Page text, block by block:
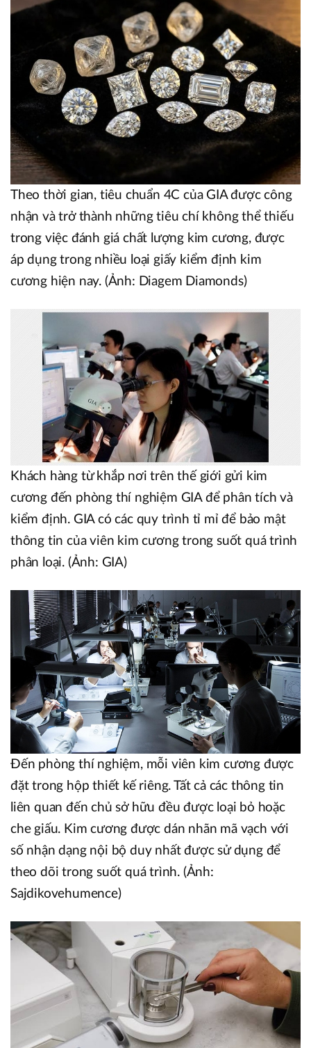
Theo thời gian, tiêu chuẩn 4C của GIA được công
nhận và trở thành những tiêu chí không thể thiếu
trong việc đánh giá chất lượng kim cương, được
áp dụng trong nhiều loại giấy kiểm định kim
cương hiện nay. (Ảnh: Diagem Diamonds)
Khách hàng từ khắp nơi trên thế giới gửi kim
cương đến phòng thí nghiệm GIA để phân tích và
kiểm định. GIA có các quy trình tỉ mỉ để bảo mật
thông tin của viên kim cương trong suốt quá trình
phân loại. (Ảnh: GIA)
Đến phòng thí nghiệm, mỗi viên kim cương được
đặt trong hộp thiết kế riêng. Tất cả các thông tin
liên quan đến chủ sở hữu đều được loại bỏ hoặc
che giấu. Kim cương được dán nhãn mã vạch với
số nhận dạng nội bộ duy nhất được sử dụng để
theo dõi trong suốt quá trình. (Ảnh:
Sajdikovehumence)